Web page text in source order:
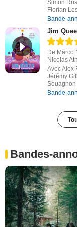
Simon
Florian
Bande-
Jim
De Marco
Nicolas
Avec Alex
Jérémy
Souagnon
Bande-
Bandes-